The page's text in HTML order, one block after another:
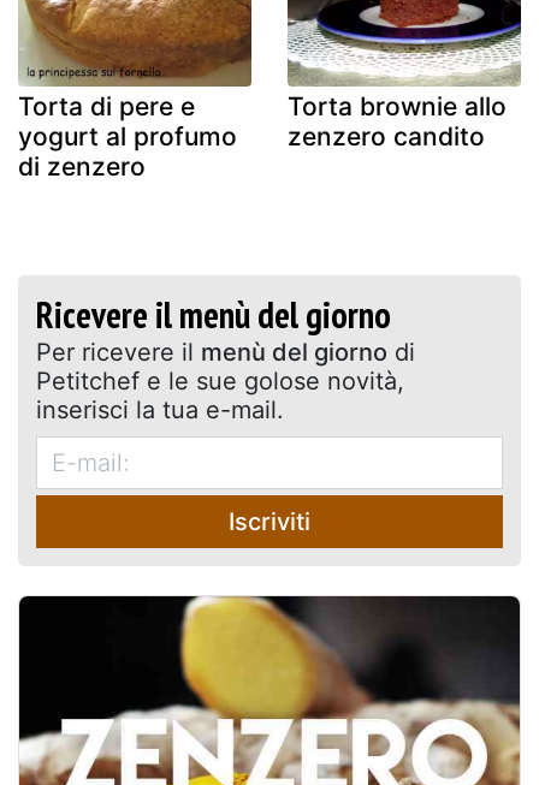
Torta di pere e
yogurt al profumo
di zenzero
Torta brownie allo
zenzero candito
Ricevere il menù del giorno
Per ricevere il menù del giorno di
Petitchef e le sue golose novità,
inserisci la tua e-mail.
Iscriviti